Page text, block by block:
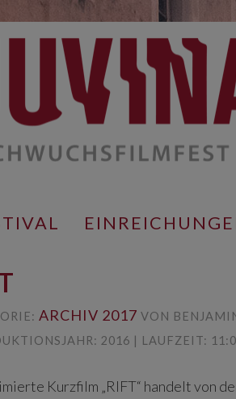
ARCHIV 2017 VON
2016 | LAUFZEIT:
Kurzfilm „RIFT“ handelt von